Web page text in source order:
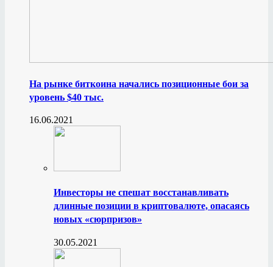
На рынке биткоина начались позиционные бои за
уровень $40 тыс.
16.06.2021
Инвесторы не спешат восстанавливать
длинные позиции в криптовалюте, опасаясь
новых «сюрпризов»
30.05.2021